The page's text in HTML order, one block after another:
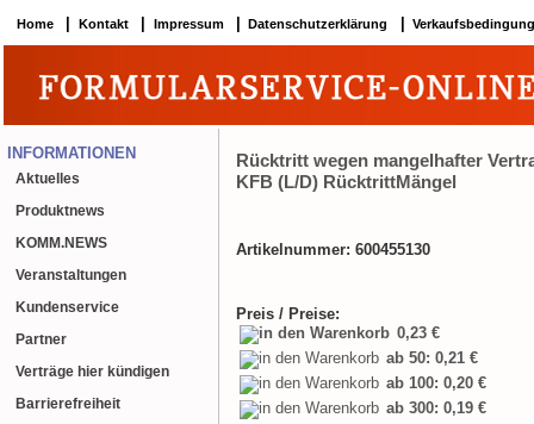
Home Kontakt Impressum Datenschutzerklärung
INFORMATIONEN
Aktuelles
Produktnews
KOMM.NEWS
Veranstaltungen
Kundenservice
Partner
Verträge hier kündigen
Barrierefreiheit
Rücktritt wegen mangelhafter
KFB (L/D) RücktrittMängel
Artikelnummer: 600455130
Preis / Preise:
0,23 €
ab 50: 0,21 €
ab 100: 0,20 €
ab 300: 0,19 €